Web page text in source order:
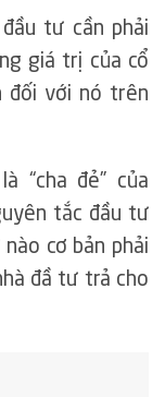
tư cần phải
giá trị của cổ
đối với nó trên
“cha đẻ” của
tắc đầu tư
cơ bản phải
đầ tư trả cho